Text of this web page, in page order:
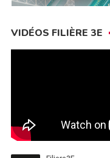
VIDÉOS FILIÈRE 3E